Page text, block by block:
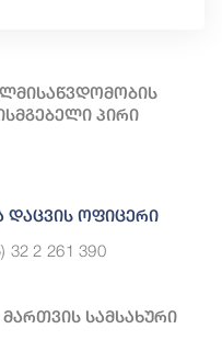
Პირი
Დაცვის Ოფიცერი
32 2 261 390
Სამსახური